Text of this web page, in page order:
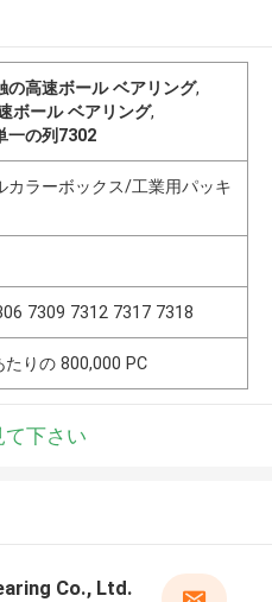
の高速ボール ベアリング,
ボール ベアリング,
一の列7302
カラーボックス/工業用パッキ
7309 7312 7317 7318
たりの 800,000 PC
て下さい
Co., Ltd.